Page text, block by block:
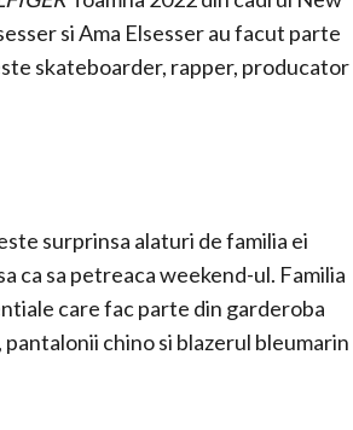
si Ama Elsesser au facut parte
skateboarder, rapper, producator
surprinsa alaturi de familia ei
ca sa petreaca weekend-ul. Familia
care fac parte din garderoba
chino si blazerul bleumarin